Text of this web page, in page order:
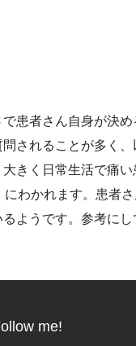
患者さん自身が決
されることが多く
きく日常生活で痛
わかれます。患者
ようです。参考に
me!